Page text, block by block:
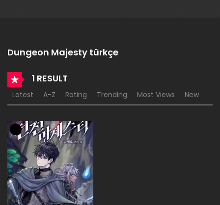
Dungeon Majesty türkçe
1 RESULT
Latest A-Z Rating Trending Most Views New